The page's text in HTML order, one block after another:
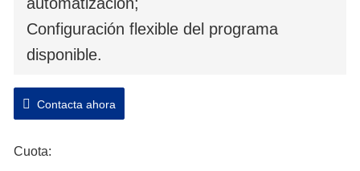
Configuración flexible del programa
disponible.
Contacta ahora
Cuota: